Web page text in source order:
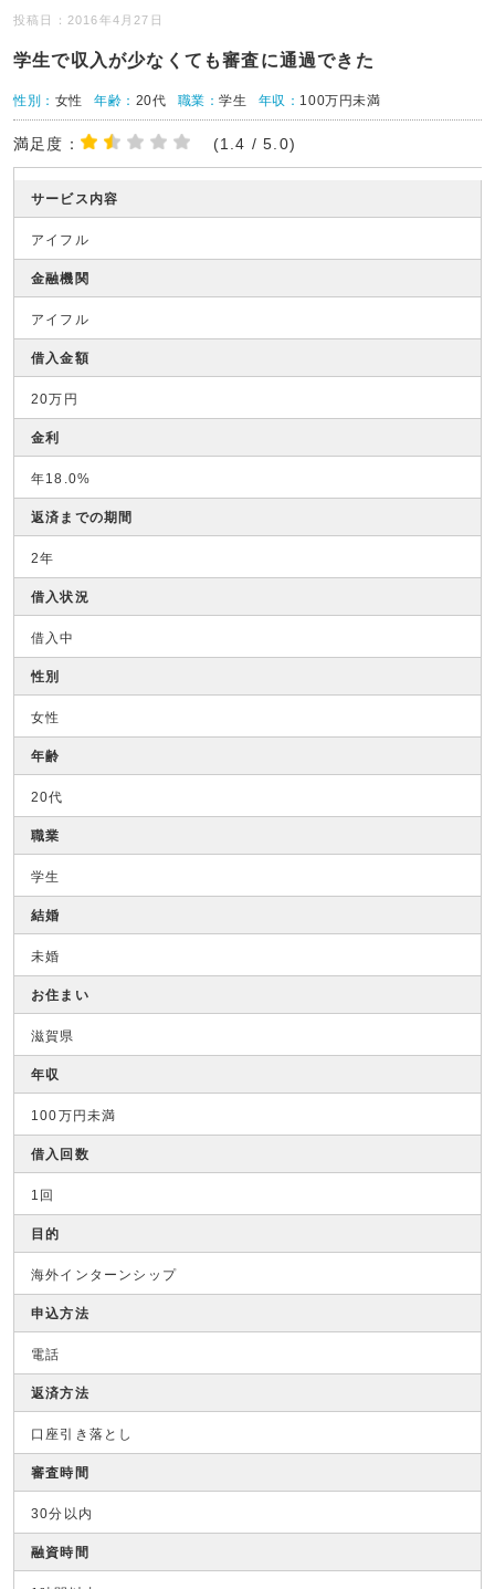
投稿日：2016年4月27日
学生で収入が少なくても審査に通過できた
性別： 女性 年齢： 20代 職業：学生 年収： 100万円未満
満足度： (1.4 / 5.0)
サービス内容
アイフル
金融機関
アイフル
借入金額
20万円
金利
年18.0%
返済までの期間
2年
借入状況
借入中
性別
女性
年齢
20代
職業
学生
結婚
未婚
お住まい
滋賀県
年収
100万円未満
借入回数
1回
目的
海外インターンシップ
申込方法
電話
返済方法
口座引き落とし
審査時間
30分以内
融資時間